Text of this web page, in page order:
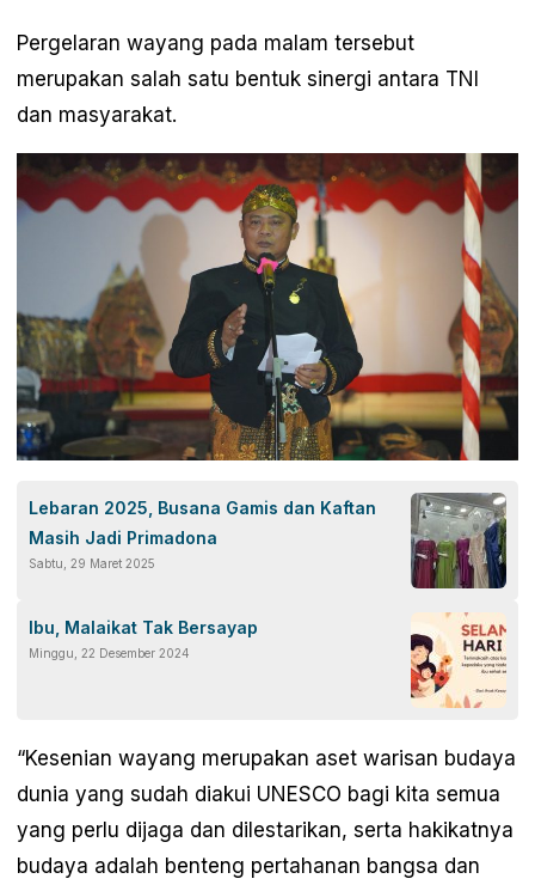
Pergelaran wayang pada malam tersebut
merupakan salah satu bentuk sinergi antara TNI
dan masyarakat.
Lebaran 2025, Busana Gamis dan Kaftan
Masih Jadi Primadona
Sabtu, 29 Maret 2025
Ibu, Malaikat Tak Bersayap
Minggu, 22 Desember 2024
“Kesenian wayang merupakan aset warisan budaya
dunia yang sudah diakui UNESCO bagi kita semua
yang perlu dijaga dan dilestarikan, serta hakikatnya
budaya adalah benteng pertahanan bangsa dan